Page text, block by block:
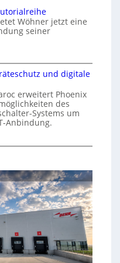
Wöhner jetzt eine
seiner
und digitale
erweitert Phoenix
des
Systems um
Anbindung.